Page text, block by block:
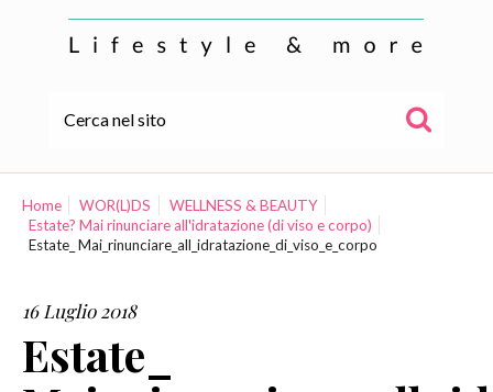
WOR(L)DS
Home WOR(L)DS
WELLNESS & BEAUTY
Estate? Mai rinunciare all'idratazione (di viso e corpo)
Estate_ Mai_rinunciare_all_idratazione_di_viso_e_corpo
16 Luglio 2018
Estate_